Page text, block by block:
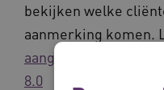
bekijken welke
aanmerking komen.
aangehaakt bij
8.0